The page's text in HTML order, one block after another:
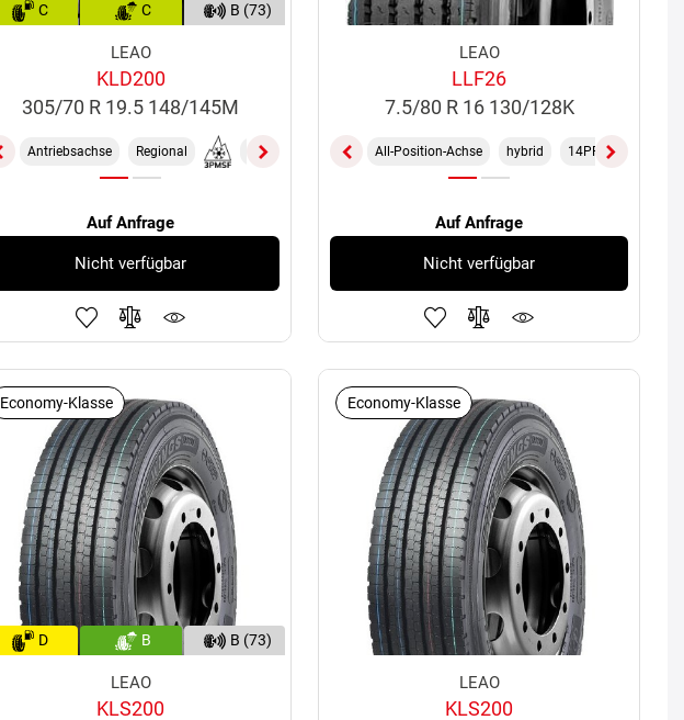
C C B (73)
LEAO
KLD200
305/70 R 19.5 148/145M
Antriebsachse Regional M+S 18PR
Auf Anfrage
Nicht verfügbar
LEAO
LLF26
7.5/80 R 16 130/128K
All-Position-Achse hybrid 14PR
Auf Anfrage
Nicht verfügbar
Economy-Klasse
D B B (73)
LEAO
KLS200
Economy-Klasse
LEAO
KLS200